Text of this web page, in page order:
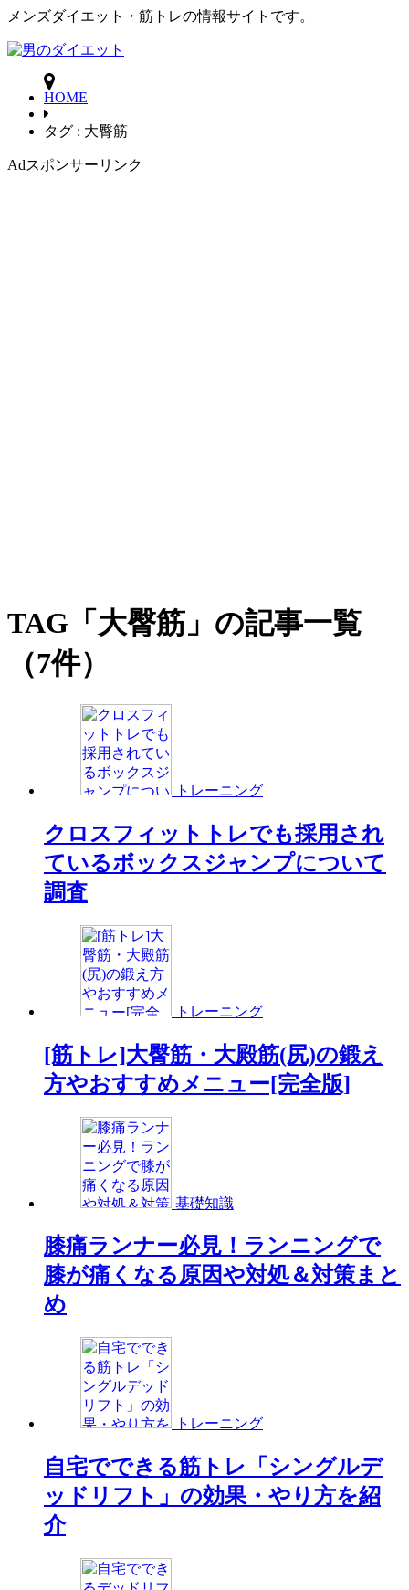
メンズダイエット・筋トレの情報サイトです。
HOME
タグ : 大臀筋
Adスポンサーリンク
TAG 「大臀筋」の記事一覧
（7件）
トレーニング
クロスフィットトレでも採用され
ているボックスジャンプについて
調査
トレーニング
[筋トレ]大臀筋・大殿筋(尻)の鍛え
方やおすすめメニュー[完全版]
基礎知識
膝痛ランナー必見！ランニングで
膝が痛くなる原因や対処＆対策まと
め
トレーニング
自宅でできる筋トレ「シングルデ
ッドリフト」の効果・やり方を紹
介